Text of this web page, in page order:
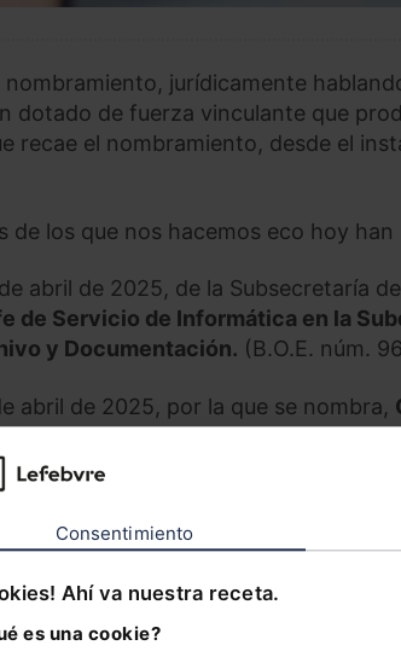
Consentimiento
Ahí va nuestra receta.
es una cookie?
nombramiento, jurídicamente
dotado de fuerza vinculante que
recae el nombramiento, desde el
de los que nos hacemos eco hoy han
abril de 2025, de la Subsecretaría
de Servicio de Informática en la
y Documentación. (B.O.E. núm.
abril de 2025, por la que se nombra,
de Computadores en la
de 2025).
abril de 2025, de la Subsecretaría
por la que se nombra,Coordinadora
de Geotecnia del CEDEX.
abril de 2025, de la Secretaría de